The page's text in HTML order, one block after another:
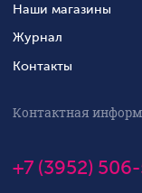
Наши магазины
Журнал
Контакты
Контактная
+7 (3952)